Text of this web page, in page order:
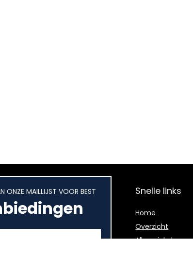
ONZE MAILLIJST VOOR BEST Snelle links
Home
Overzicht
Alles winkelen